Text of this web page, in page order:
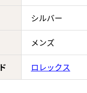
シルバー
メンズ
ロレックス